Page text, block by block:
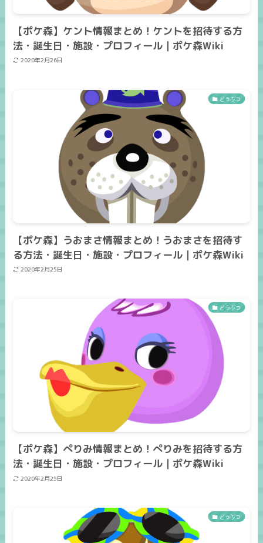
【ポケ森】ケント情報まとめ！ケントを招待する方
法・誕生日・施設・プロフィール｜ポケ森Wiki
2020年2月26日
どうぶつ
【ポケ森】うおまさ情報まとめ！うおまさを招待す
る方法・誕生日・施設・プロフィール｜ポケ森Wiki
2020年2月25日
どうぶつ
【ポケ森】ぺりみ情報まとめ！ぺりみを招待する方
法・誕生日・施設・プロフィール｜ポケ森Wiki
2020年2月25日
どうぶつ